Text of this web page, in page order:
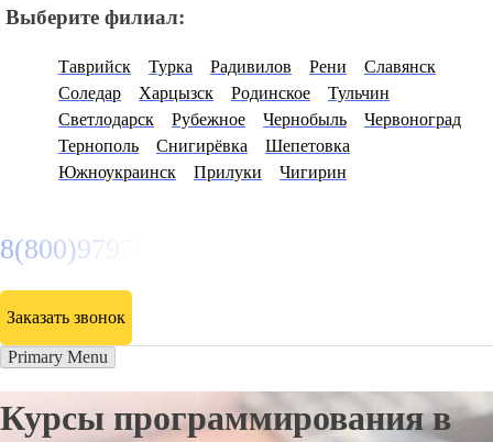
Выберите филиал:
Таврийск Турка Радивилов Рени
Славянск
Соледар
Харцызск Родинское
Тульчин
Светлодарск
Рубежное Чернобыль
Червоноград
Тернополь
Снигирёвка
Шепетовка
Южноукраинск
Прилуки Чигирин
8(800)9797043
Заказать звонок
Primary Menu
Курсы программирования в